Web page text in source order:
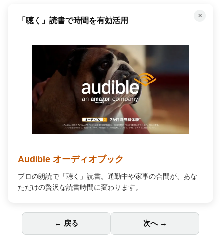
×
「聴く」読書で時間を有効活用
Audible オーディオブック
プロの朗読で「聴く」読書。通勤中や家事の合間が、あな
ただけの贅沢な読書時間に変わります。
← 戻る 次へ →